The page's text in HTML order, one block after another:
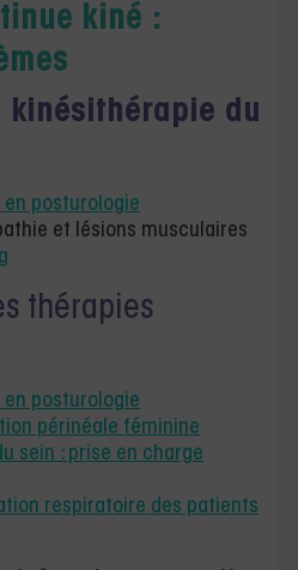
kiné :
kinésithérapie du
posturologie
et lésions musculaires
thérapies
posturologie
périnéale féminine
sein : prise en charge
respiratoire des patients